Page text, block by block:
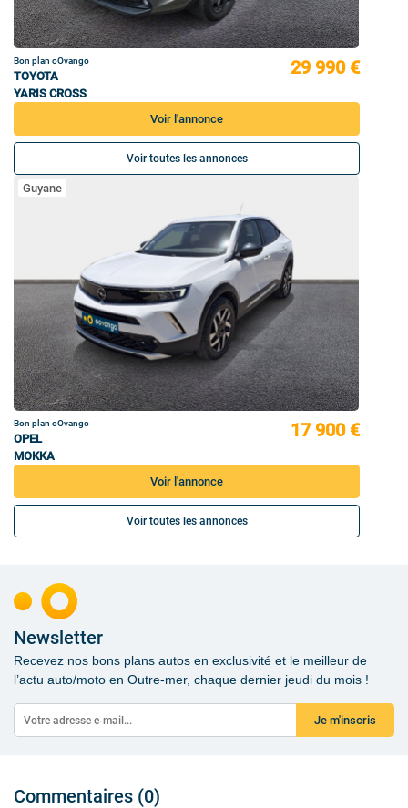
Bon plan oOvango
TOYOTA
YARIS CROSS
29 990 €
Voir l'annonce
Voir toutes les annonces
Guyane
Bon plan oOvango
OPEL
MOKKA
17 900 €
Voir l'annonce
Voir toutes les annonces
Newsletter
Recevez nos bons plans autos en exclusivité et le meilleur de
l’actu auto/moto en Outre-mer, chaque dernier jeudi du mois !
Je m'inscris
Commentaires (0)